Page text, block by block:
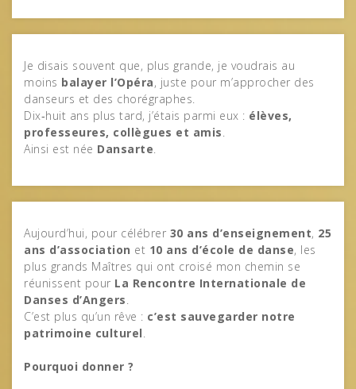
Je disais souvent que, plus grande, je voudrais au
moins balayer l’Opéra, juste pour m’approcher des
danseurs et des chorégraphes.
Dix‑huit ans plus tard, j’étais parmi eux : élèves,
professeures, collègues et amis.
Ainsi est née Dansarte.
Aujourd’hui, pour célébrer 30 ans d’enseignement, 25
ans d’association et 10 ans d’école de danse, les
plus grands Maîtres qui ont croisé mon chemin se
réunissent pour La Rencontre Internationale de
Danses d’Angers.
C’est plus qu’un rêve : c’est sauvegarder notre
patrimoine culturel.
Pourquoi donner ?